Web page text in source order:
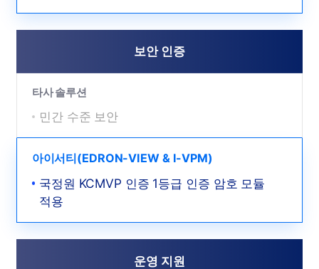
타사 솔루션
민간 수준 보안
보안 인증
아이서티(EDRON-VIEW & I-VPM)
국정원 KCMVP 인증 1등급 인증 암호 모듈
적용
운영 지원